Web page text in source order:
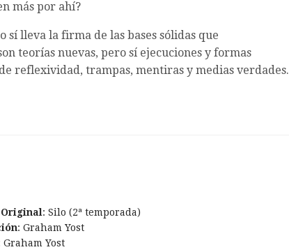
más por ahí?
sí lleva la firma de las bases sólidas que
teorías nuevas, pero sí ejecuciones y formas
reflexividad, trampas, mentiras y medias verdades.
: Silo (2ª temporada)
: Graham Yost
Graham Yost